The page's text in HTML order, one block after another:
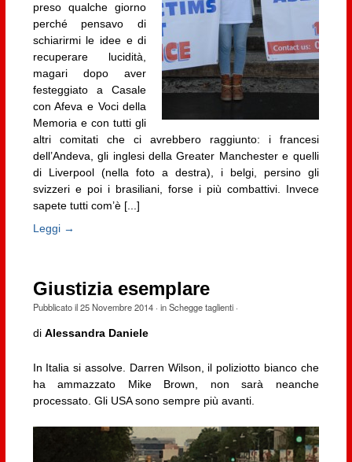
preso qualche giorno
perché pensavo di
schiarirmi le idee e di
recuperare lucidità,
magari dopo aver
festeggiato a Casale
con Afeva e Voci della
Memoria e con tutti gli
altri comitati che ci avrebbero raggiunto: i francesi
dell’Andeva, gli inglesi della Greater Manchester e quelli
di Liverpool (nella foto a destra), i belgi, persino gli
svizzeri e poi i brasiliani, forse i più combattivi. Invece
sapete tutti com’è [...]
Leggi →
Giustizia esemplare
Pubblicato il25 Novembre 2014· inSchegge taglienti·
di Alessandra Daniele
In Italia si assolve. Darren Wilson, il poliziotto bianco che
ha ammazzato Mike Brown, non sarà neanche
processato. Gli USA sono sempre più avanti.